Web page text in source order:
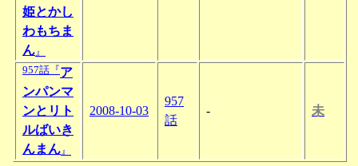
姫とかし
わもちま
ん 』
957話『ア
ンパンマ
ンとリト
ルばいき
んまん 』
2008-10-03
957
話
- 未